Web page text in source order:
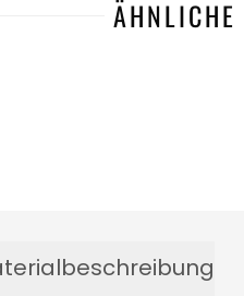
ÄHNLICHE